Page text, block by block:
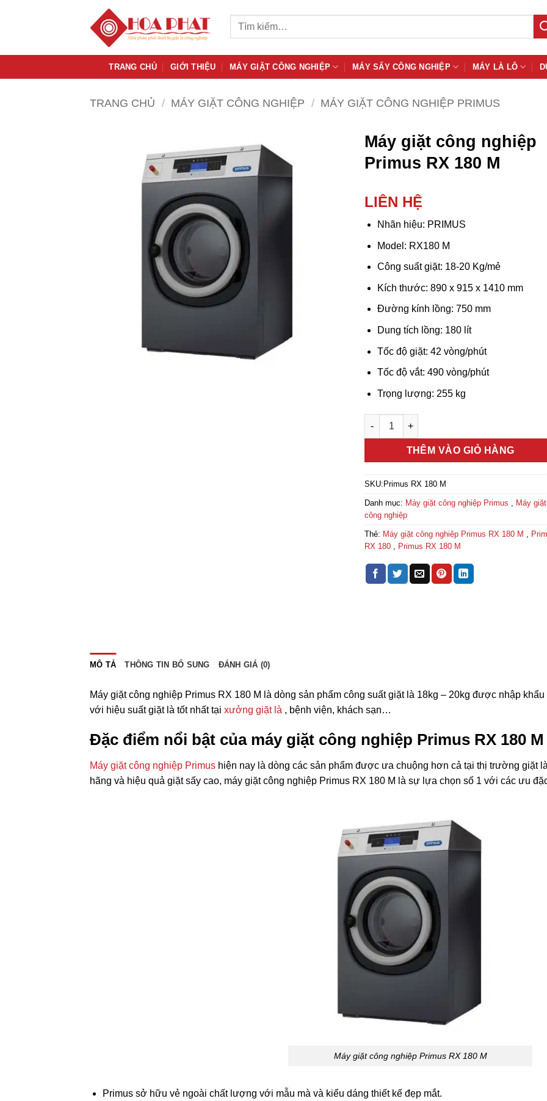
dung
Tìm
TRANG CHỦ GIỚI THIỆU MÁY GIẶT CÔNG NGHIỆP MÁY SẤY CÔNG NGHIỆP MÁY LÀ LÔ
TRANG CHỦ / MÁY GIẶT CÔNG NGHIỆP / MÁY GIẶT CÔNG NGHIỆP PRIMUS
Máy giặt công nghiệp
Primus RX 180 M
LIÊN HỆ
Nhãn hiệu: PRIMUS
Model: RX180 M
Công suất giặt: 18-20 Kg/mẻ
Kích thước: 890 x 915 x 1410 mm
Đường kính lồng: 750 mm
Dung tích lồng: 180 lít
Tốc độ giặt: 42 vòng/phút
Tốc độ vắt: 490 vòng/phút
Trọng lượng: 255 kg
Máy giặt công nghiệp Primus RX 180 M số
THÊM VÀO GIỎ HÀNG
SKU: Primus RX 180 M
Danh mục: Máy giặt công nghiệp Primus , Máy giặt
công nghiệp
Thẻ: Máy giặt công nghiệp Primus RX 180 M ,
RX 180 , Primus RX 180 M
MÔ TẢ THÔNG TIN BỔ SUNG ĐÁNH GIÁ (0)
Máy giặt công nghiệp Primus RX 180 M là dòng sản phẩm công suất giặt là 18kg – 20kg được nhập
với hiệu suất giặt là tốt nhất tại xưởng giặt là , bệnh viện, khách sạn…
Đặc điểm nổi bật của máy giặt công nghiệp Primus RX 180 M
Máy giặt công nghiệp Primus hiện nay là dòng các sản phẩm được ưa chuộng hơn cả tại thị trường giặt
hãng và hiệu quả giặt sấy cao, máy giặt công nghiệp Primus RX 180 M là sự lựa chọn số 1 với các ưu
Máy giặt công nghiệp Primus RX 180 M
Primus sở hữu vẻ ngoài chất lượng với mẫu mà và kiểu dáng thiết kế đẹp mắt.